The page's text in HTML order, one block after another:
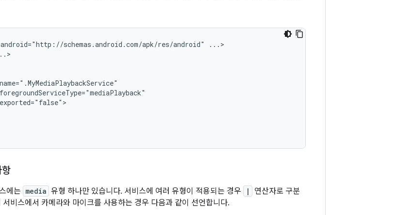
schemas.android.com/apk/res/android"
에는 media 유형 하나만 있습니다. 서비스에 여러 유형이 적용되는 경우 |
연산자로 구분
서비스에서 카메라와 마이크를 사용하는 경우 다음과 같이 선언합니다.